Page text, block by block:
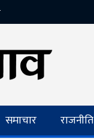
समाचार राजनीति